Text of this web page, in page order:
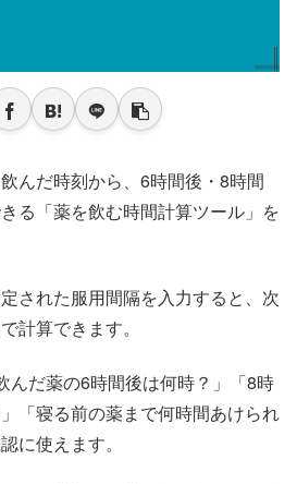
んだ時刻から、6時間後・8時間
る「薬を飲む時間計算ツール」を
された服用間隔を入力すると、次
計算できます。
んだ薬の6時間後は何時？」「8時
「寝る前の薬まで何時間あけられ
に使えます。